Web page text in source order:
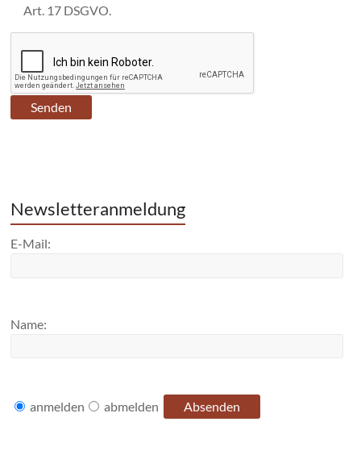
Art. 17 DSGVO.
Newsletteranmeldung
E-Mail:
Name:
anmelden abmelden